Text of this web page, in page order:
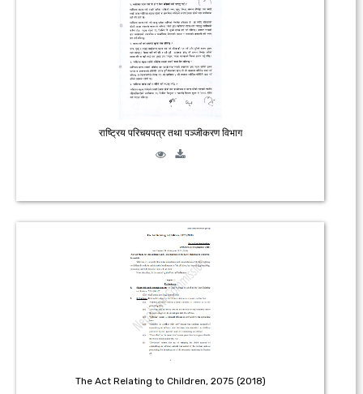
राष्ट्रिय परिचयपत्र तथा पञ्जीकरण विभाग
The Act Relating to Children, 2075 (2018)